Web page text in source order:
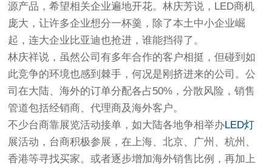
源产品，希望相关企业遍地开花。林庆芳说，LED商机
庞大，让许多企业想分一杯羹，除了本土中小企业崛
起，连大企业比亚迪也抢进，谁能挡得了。
林庆祥说，虽然公司有多年合作的客户相挺，但碰到如
此竞争的环境也感到棘手，何况是刚挤进来的公司。公
司在大陆、海外的订单分配各占50%，分散风险，销售
管道包括经销商、代理商及海外客户。
不少台商靠展览活动接单，如大陆各地争相举办LED灯
展活动，台商积极参展，在上海、北京、广州、杭州、
香港等寻找买家。或者逐步增加海外销售比例，再加上